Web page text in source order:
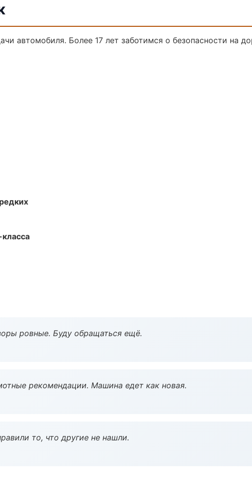
автомобиля. Более 17 лет заботимся о безопасности на
ровные. Буду обращаться ещё.
рекомендации. Машина едет как новая.
то, что другие не нашли.